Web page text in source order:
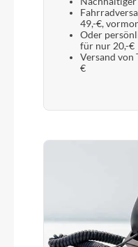
SR
49,-€,
Oder
für nur 20,-€
Versand von
€